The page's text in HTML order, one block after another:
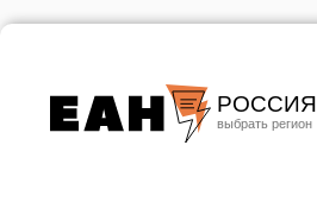
РОССИЯ